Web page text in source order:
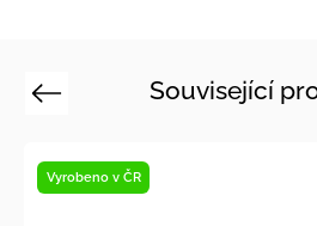
Související
Previous
Vyrobeno v ČR